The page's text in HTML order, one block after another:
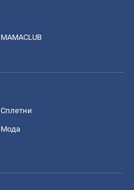
MAMACLUB
Сплетни
Мода